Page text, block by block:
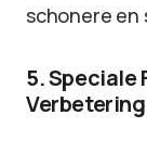
schonere en
5. Speciale